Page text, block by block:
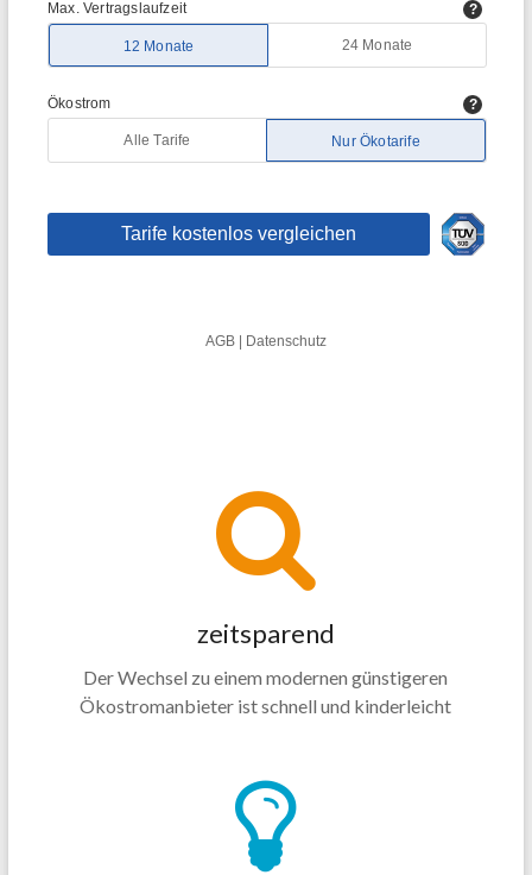
zeitsparend
Der Wechsel zu einem modernen günstigeren
Ökostromanbieter ist schnell und kinderleicht